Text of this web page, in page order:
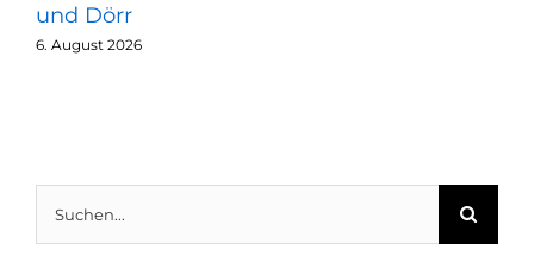
und Dörr
6. August 2026
Suche
nach: